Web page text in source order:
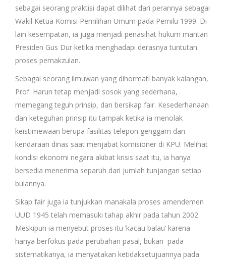
sebagai seorang praktisi dapat dilihat dari perannya sebagai
Wakil Ketua Komisi Pemilihan Umum pada Pemilu 1999. Di
lain kesempatan, ia juga menjadi penasihat hukum mantan
Presiden Gus Dur ketika menghadapi derasnya tuntutan
proses pemakzulan.
Sebagai seorang ilmuwan yang dihormati banyak kalangan,
Prof. Harun tetap menjadi sosok yang sederhana,
memegang teguh prinsip, dan bersikap fair. Kesederhanaan
dan keteguhan prinsip itu tampak ketika ia menolak
keistimewaan berupa fasilitas telepon genggam dan
kendaraan dinas saat menjabat komisioner di KPU. Melihat
kondisi ekonomi negara akibat krisis saat itu, ia hanya
bersedia menerima separuh dari jumlah tunjangan setiap
bulannya.
Sikap fair juga ia tunjukkan manakala proses amendemen
UUD 1945 telah memasuki tahap akhir pada tahun 2002.
Meskipun ia menyebut proses itu ‘kacau balau’ karena
hanya berfokus pada perubahan pasal, bukan pada
sistematikanya, ia menyatakan ketidaksetujuannya pada